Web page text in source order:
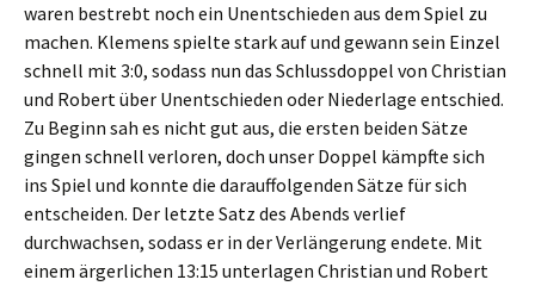
waren bestrebt noch ein Unentschieden aus dem Spiel zu
machen. Klemens spielte stark auf und gewann sein Einzel
schnell mit 3:0, sodass nun das Schlussdoppel von Christian
und Robert über Unentschieden oder Niederlage entschied.
Zu Beginn sah es nicht gut aus, die ersten beiden Sätze
gingen schnell verloren, doch unser Doppel kämpfte sich
ins Spiel und konnte die darauffolgenden Sätze für sich
entscheiden. Der letzte Satz des Abends verlief
durchwachsen, sodass er in der Verlängerung endete. Mit
einem ärgerlichen 13:15 unterlagen Christian und Robert